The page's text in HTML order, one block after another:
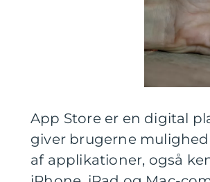
App Store er en digital
giver brugerne
af applikationer, også